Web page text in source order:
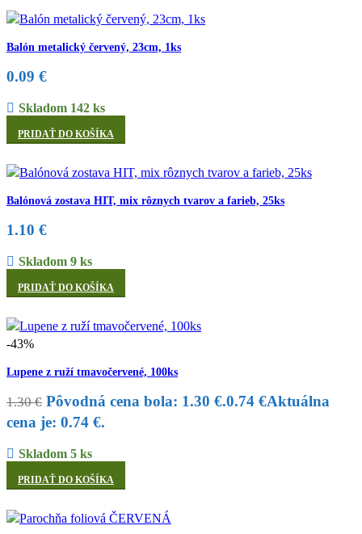
Balón metalický červený, 23cm, 1ks
0.09 €
Skladom 142 ks
PRIDAŤ DO KOŠÍKA
Balónová zostava HIT, mix rôznych tvarov a farieb, 25ks
1.10 €
Skladom 9 ks
PRIDAŤ DO KOŠÍKA
-43%
Lupene z ruží tmavočervené, 100ks
1.30€ Pôvodná cena bola: 1.30 €.0.74 €Aktuálna
cena je: 0.74 €.
Skladom 5 ks
PRIDAŤ DO KOŠÍKA